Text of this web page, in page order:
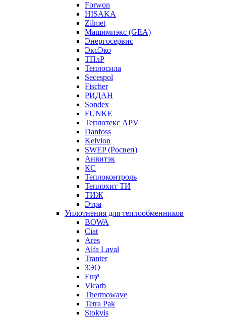
Forwon
HISAKA
Zilmet
Машимпэкс (GEA)
Энергосервис
ЭксЭко
ТПлР
Теплосила
Secespol
Fischer
РИДАН
Sondex
FUNKE
Теплотекс APV
Danfoss
Kelvion
SWEP (Росвеп)
Анвитэк
КС
Теплоконтроль
Теплохит ТИ
ТИЖ
Этра
Уплотнения для теплообменников
BOWA
Ciat
Ares
Alfa Laval
Tranter
ЗЭО
Ещё
Vicarb
Thermowave
Tetra Pak
Stokvis